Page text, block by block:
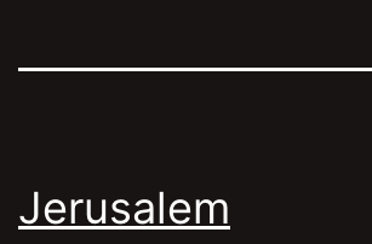
Jerusalem